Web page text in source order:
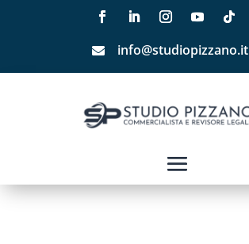
 info@studiopizzano.it